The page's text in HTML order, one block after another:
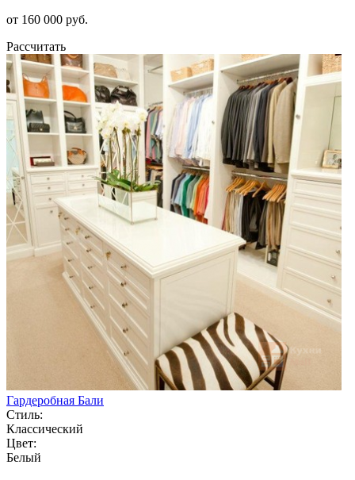
от 160 000 руб.
Рассчитать
Гардеробная Бали
Стиль:
Классический
Цвет:
Белый